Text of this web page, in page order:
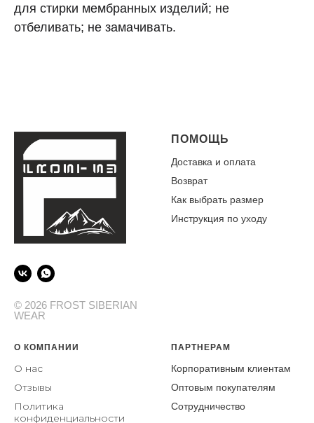
для стирки мембранных изделий; не
отбеливать; не замачивать.
© 2026 FROST SIBERIAN
WEAR
ПОМОЩЬ
Доставка и оплата
Возврат
Как выбрать размер
Инструкция по уходу
О КОМПАНИИ
О нас
Отзывы
Политика
конфиденциальности
ПАРТНЕРАМ
Корпоративным клиентам
Оптовым покупателям
Сотрудничество